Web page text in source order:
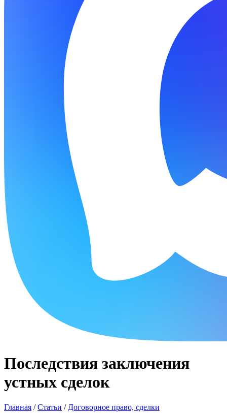
Последствия заключения
устных сделок
Главная /Статьи / Договорное право, сделки